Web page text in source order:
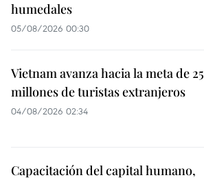
humedales
05/08/2026 00:30
Vietnam avanza hacia la meta de 25
millones de turistas extranjeros
04/08/2026 02:34
Capacitación del capital humano,